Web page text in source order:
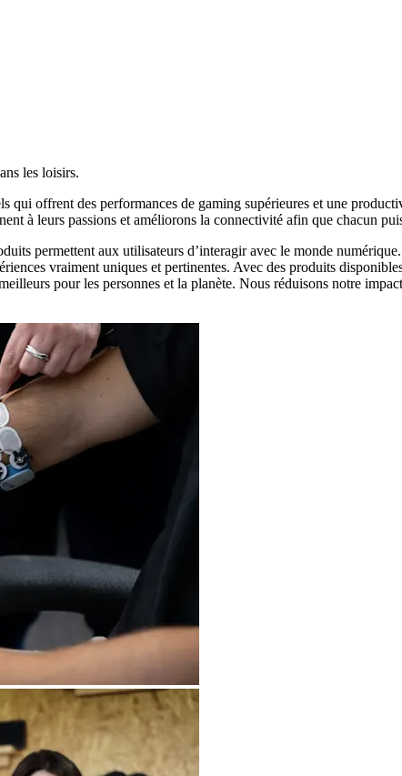
les loisirs.
qui offrent des performances de gaming supérieures et une
à leurs passions et améliorons la connectivité afin que chacun
permettent aux utilisateurs d’interagir avec le monde
vraiment uniques et pertinentes. Avec des produits
pour les personnes et la planète. Nous réduisons notre